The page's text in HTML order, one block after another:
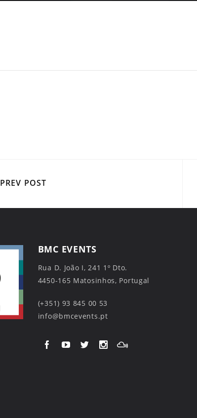
PREV POST
BMC EVENTS
Rua D. João I, 241 1º Dto.
4450-165 Matosinhos, Portugal
(+351) 93 845 00 53
info@bmcevents.pt